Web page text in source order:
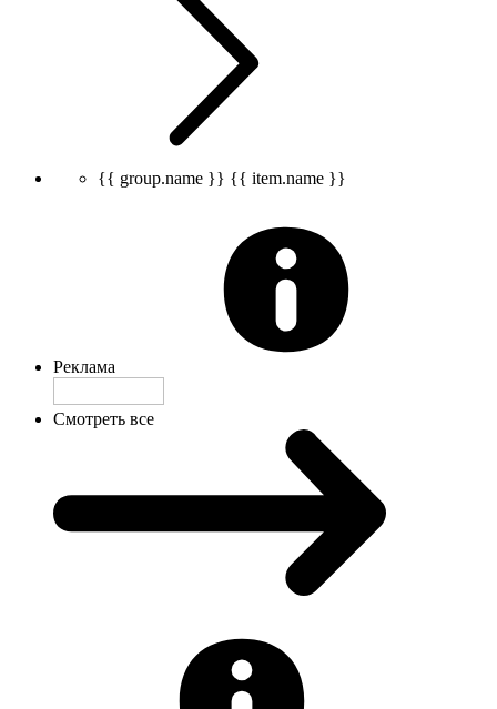
{{ group.name }} {{ item.name }}
Реклама
Смотреть все